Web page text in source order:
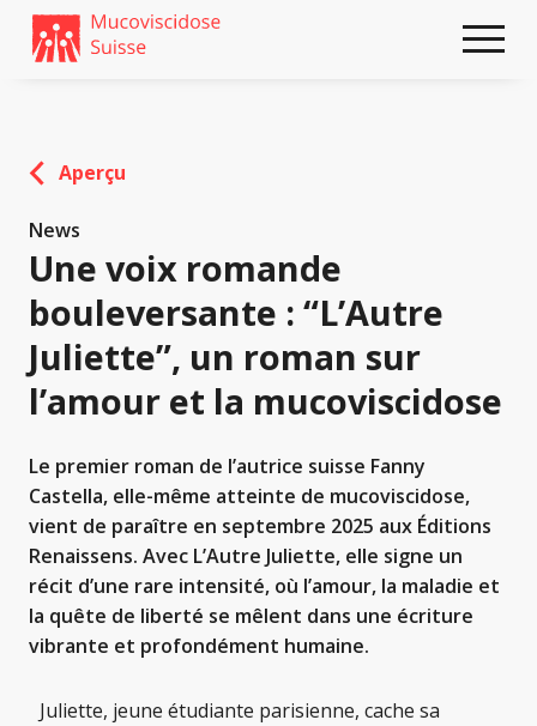
Weiter
zum
skip
Aperçu
News
Une voix romande
bouleversante : “L’Autre
Juliette”, un roman sur
l’amour et la mucoviscidose
Le premier roman de l’autrice suisse Fanny
Castella, elle-même atteinte de mucoviscidose,
vient de paraître en septembre 2025 aux Éditions
Renaissens. Avec L’Autre Juliette, elle signe un
récit d’une rare intensité, où l’amour, la maladie et
la quête de liberté se mêlent dans une écriture
vibrante et profondément humaine.
Juliette, jeune étudiante parisienne, cache sa